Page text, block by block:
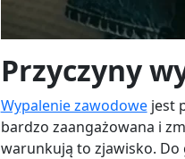
Przyczyny
Wypalenie zawodowejest
bardzo zaangażowana i
warunkują to zjawisko. Do